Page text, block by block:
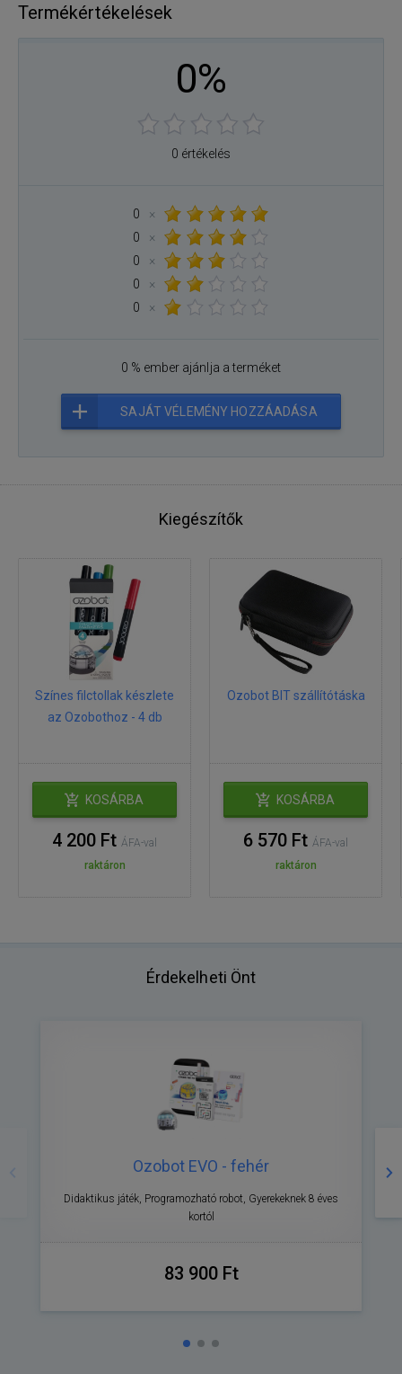
Termékértékelések
0%
0 értékelés
0
×
0
×
0
×
0
×
0
×
0 % ember ajánlja a terméket
SAJÁT VÉLEMÉNY HOZZÁADÁSA
Kiegészítők
Színes filctollak készlete
az Ozobothoz - 4 db
KOSÁRBA
4 200 Ft ÁFA-val
raktáron
Ozobot BIT szállítótáska
KOSÁRBA
6 570 Ft ÁFA-val
raktáron
Érdekelheti Önt
Ozobot EVO - fehér
Didaktikus játék, Programozható robot, Gyerekeknek 8 éves
kortól
83 900 Ft